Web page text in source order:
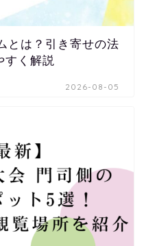
とは？引き寄せの法
すく解説
2026-08-05